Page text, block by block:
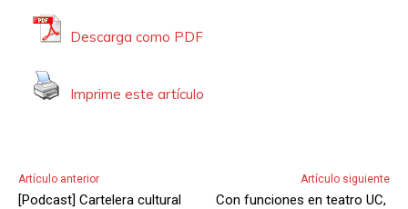
Descarga como PDF
Imprime este artículo
Artículo anterior
[Podcast] Cartelera cultural
Artículo siguiente
Con funciones en teatro UC,